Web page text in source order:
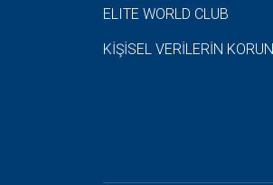
ELITE WORLD CLUB
KİŞİSEL VERİLERİN